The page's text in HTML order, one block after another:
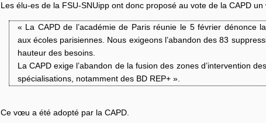
Les élu-es de la FSU-SNUipp ont donc proposé au vote de la CAPD
« La CAPD de l’académie de Paris réunie le 5 février dénonce
aux écoles parisiennes. Nous exigeons l’abandon des 83
hauteur des besoins.
La CAPD exige l’abandon de la fusion des zones d’intervention
spécialisations, notamment des BD REP+ ».
Ce vœu a été adopté par la CAPD.